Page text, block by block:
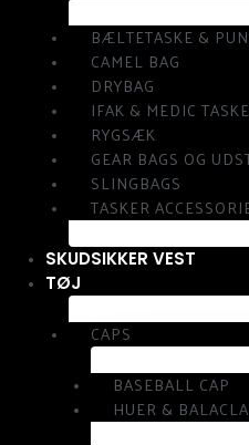
BÆLTETASKE &
CAMEL BAG
DRYBAG
IFAK & MEDIC
RYGSÆK
GEAR BAGS OG
SLINGBAGS
TASKER
SKUDSIKKER VEST
TØJ
CAPS
BASEBALL CAP
HUER &